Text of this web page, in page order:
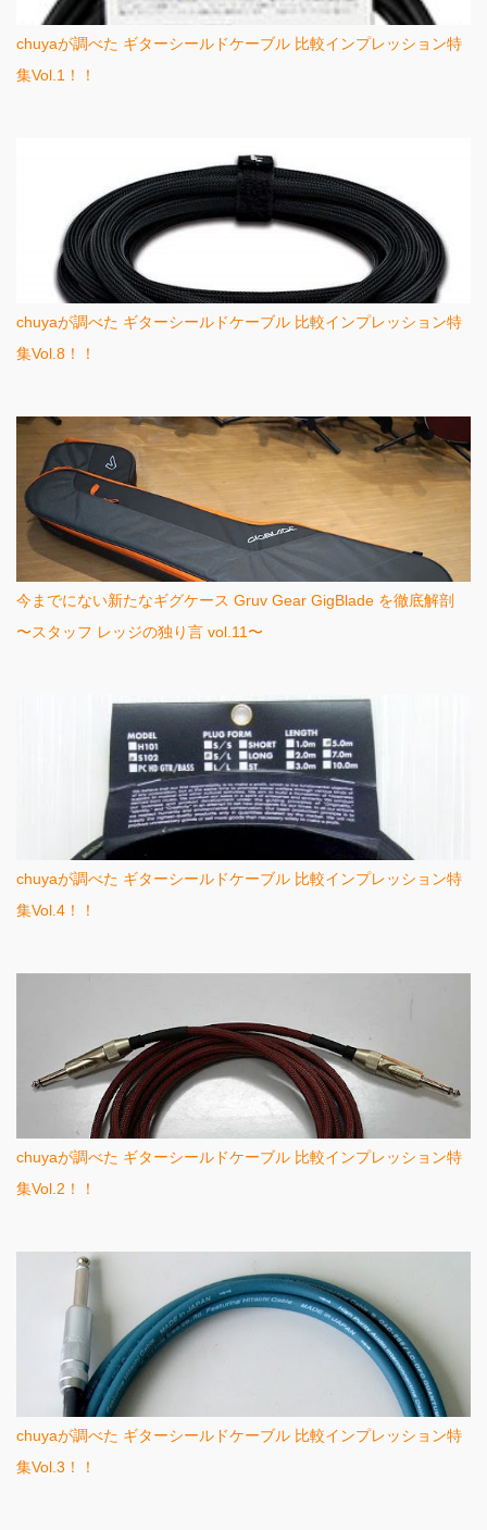
chuyaが調べた ギターシールドケーブル 比較インプレッション特
集Vol.1！！
chuyaが調べた ギターシールドケーブル 比較インプレッション特
集Vol.8！！
今までにない新たなギグケース Gruv Gear GigBlade を徹底解剖
〜スタッフ レッジの独り言 vol.11〜
chuyaが調べた ギターシールドケーブル 比較インプレッション特
集Vol.4！！
chuyaが調べた ギターシールドケーブル 比較インプレッション特
集Vol.2！！
chuyaが調べた ギターシールドケーブル 比較インプレッション特
集Vol.3！！